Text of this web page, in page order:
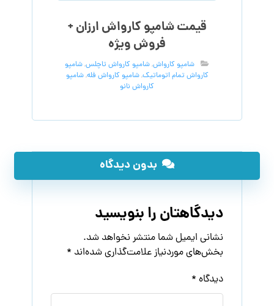
قیمت شامپو کارواش ارزان +
فروش ویژه
شامپو کارواش,شامپو کارواش تاچلس,شامپو
کارواش تمام اتوماتیک,شامپو کارواش فله,شامپو
کارواش نانو
بدون دیدگاه
دیدگاهتان را بنویسید
نشانی ایمیل شما منتشر نخواهد شد.
بخش‌های موردنیاز علامت‌گذاری شده‌اند *
دیدگاه *